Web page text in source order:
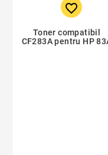
favorite_border
Toner compatibil
CF283A pentru HP